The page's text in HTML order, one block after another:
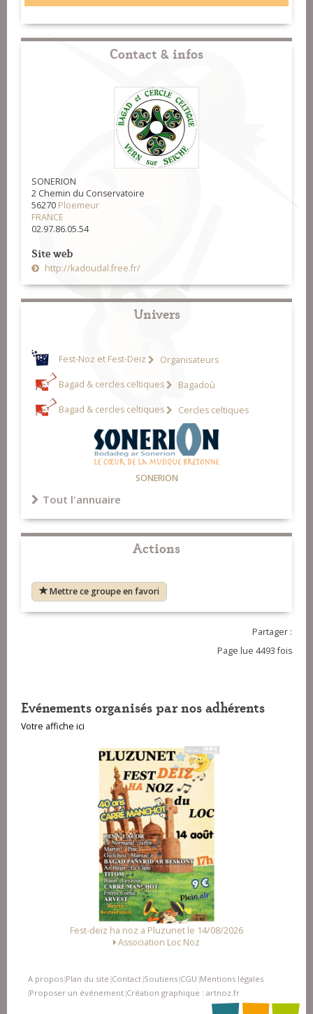
Contact & infos
SONERION
2 Chemin du Conservatoire
56270 Ploemeur
FRANCE
02.97.86.05.54
Site web
http://kadoudal.free.fr/
Univers
Fest-Noz et Fest-Deiz Organisateurs
Bagad & cercles celtiques Bagadoù
Bagad & cercles celtiques Cercles celtiques
SONERION
Tout l'annuaire
Actions
Mettre ce groupe en favori
Partager :
Page lue 4493 fois
Evénements organisés par nos adhérents
Votre affiche ici
Fest-deiz ha noz a Pluzunet le 14/08/2026
Association Loc Noz
A propos Plan du site Contact Soutiens CGU Mentions légales
Proposer un événement Création graphique : artnoz.fr